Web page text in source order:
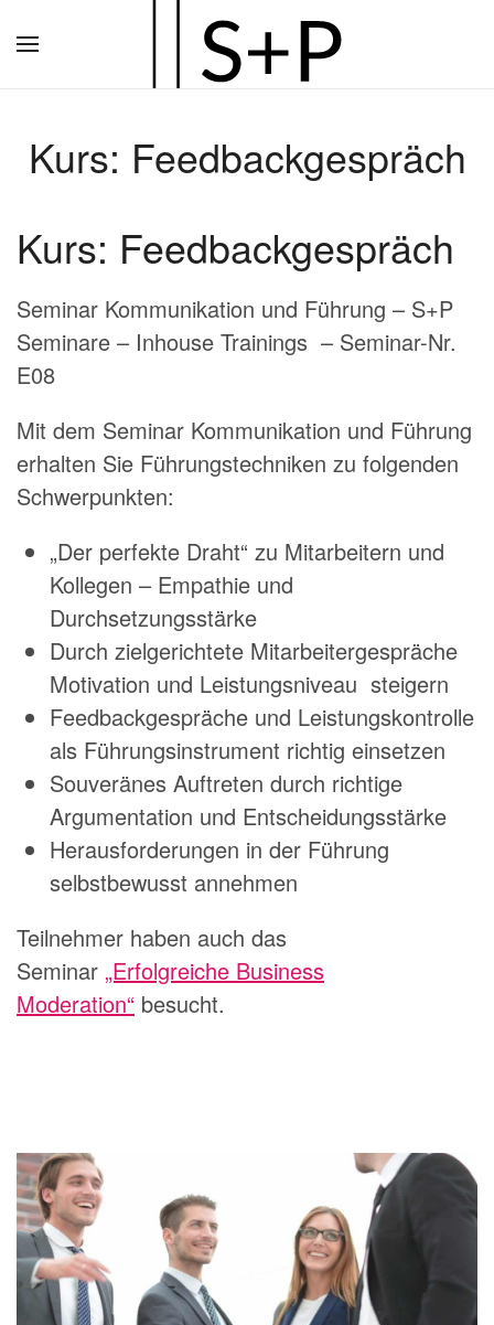
Hauptinhalt
Kurs: Feedbackgespräch
Kurs: Feedbackgespräch
Seminar Kommunikation und Führung – S+P
Seminare – Inhouse Trainings – Seminar-Nr.
E08
Mit dem Seminar Kommunikation und Führung
erhalten Sie Führungstechniken zu folgenden
Schwerpunkten:
„Der perfekte Draht“ zu Mitarbeitern und
Kollegen – Empathie und
Durchsetzungsstärke
Durch zielgerichtete Mitarbeitergespräche
Motivation und Leistungsniveau steigern
Feedbackgespräche und Leistungskontrolle
als Führungsinstrument richtig einsetzen
Souveränes Auftreten durch richtige
Argumentation und Entscheidungsstärke
Herausforderungen in der Führung
selbstbewusst annehmen
Teilnehmer haben auch das
Seminar „Erfolgreiche Business
Moderation“ besucht.